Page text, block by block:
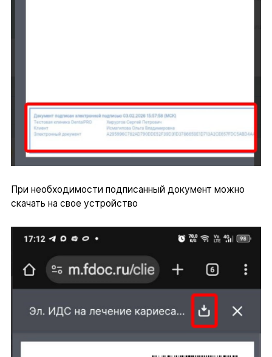
При необходимости подписанный документ можно
скачать на свое устройство